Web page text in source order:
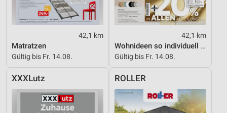
42,1 km
Matratzen
Gültig bis Fr. 14.08.
42,1 km
Wohnideen so individuell wie du!
Gültig bis Fr. 14.08.
XXXLutz ROLLER